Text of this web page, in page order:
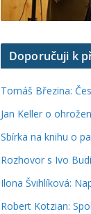
Doporučuji k
Tomáš Březina:
Jan Keller o
Sbírka na knihu o
Rozhovor s Ivo
Ilona Švihlíková:
Robert Kotzian: